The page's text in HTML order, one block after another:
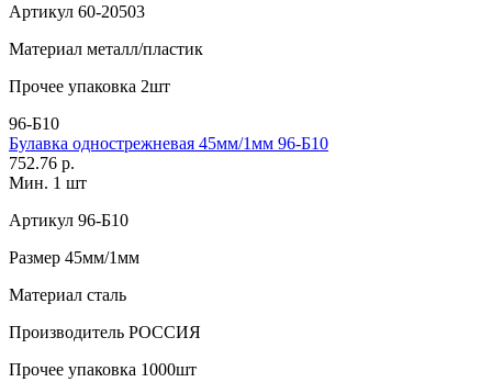
Артикул 60-20503
Материал металл/пластик
Прочее упаковка 2шт
96-Б10
Булавка однострежневая 45мм/1мм 96-Б10
752.76 р.
Мин. 1 шт
Артикул 96-Б10
Размер 45мм/1мм
Материал сталь
Производитель РОССИЯ
Прочее упаковка 1000шт